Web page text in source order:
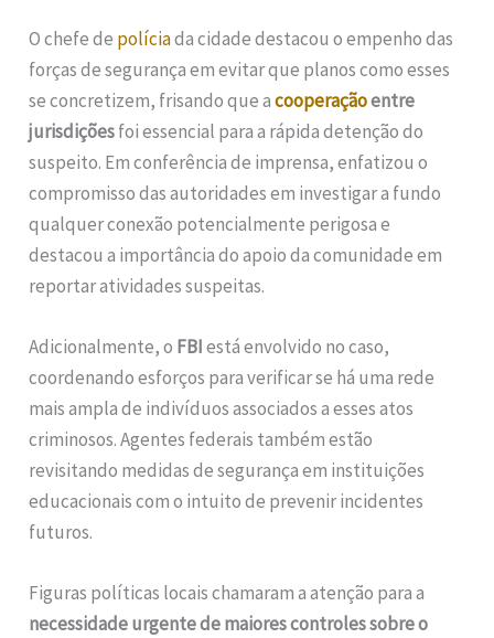
O chefe de políciada cidade destacou o empenho das
forças de segurança em evitar que planos como esses
se concretizem, frisando que acooperaçãoentre
jurisdiçõesfoi essencial para a rápida detenção do
suspeito. Em conferência de imprensa, enfatizou o
compromisso das autoridades em investigar a fundo
qualquer conexão potencialmente perigosa e
destacou a importância do apoio da comunidade em
reportar atividades suspeitas.
Adicionalmente, o FBIestá envolvido no caso,
coordenando esforços para verificar se há uma rede
mais ampla de indivíduos associados a esses atos
criminosos. Agentes federais também estão
revisitando medidas de segurança em instituições
educacionais com o intuito de prevenir incidentes
futuros.
Figuras políticas locais chamaram a atenção para a
necessidade urgente de maiores controles sobre o